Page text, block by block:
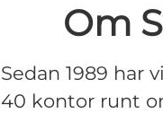
Om
Sedan 1989 har
40 kontor runt